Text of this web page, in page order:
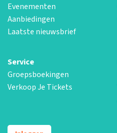
Evenementen
Aanbiedingen
Laatste nieuwsbrief
Service
Groepsboekingen
Verkoop Je Tickets